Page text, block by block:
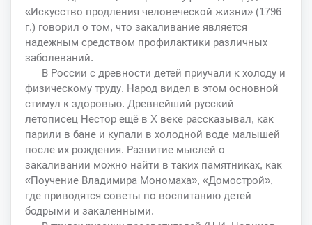
«Искусство продления человеческой жизни» (1796
г.) говорил о том, что закаливание является
надежным средством профилактики различных
заболеваний.
В России с древности детей приучали к холоду и
физическому труду. Народ видел в этом основной
стимул к здоровью. Древнейший русский
летописец Нестор ещё в X веке рассказывал, как
парили в бане и купали в холодной воде малышей
после их рождения. Развитие мыслей о
закаливании можно найти в таких памятниках, как
«Поучение Владимира Мономаха», «Домострой»,
где приводятся советы по воспитанию детей
бодрыми и закаленными.